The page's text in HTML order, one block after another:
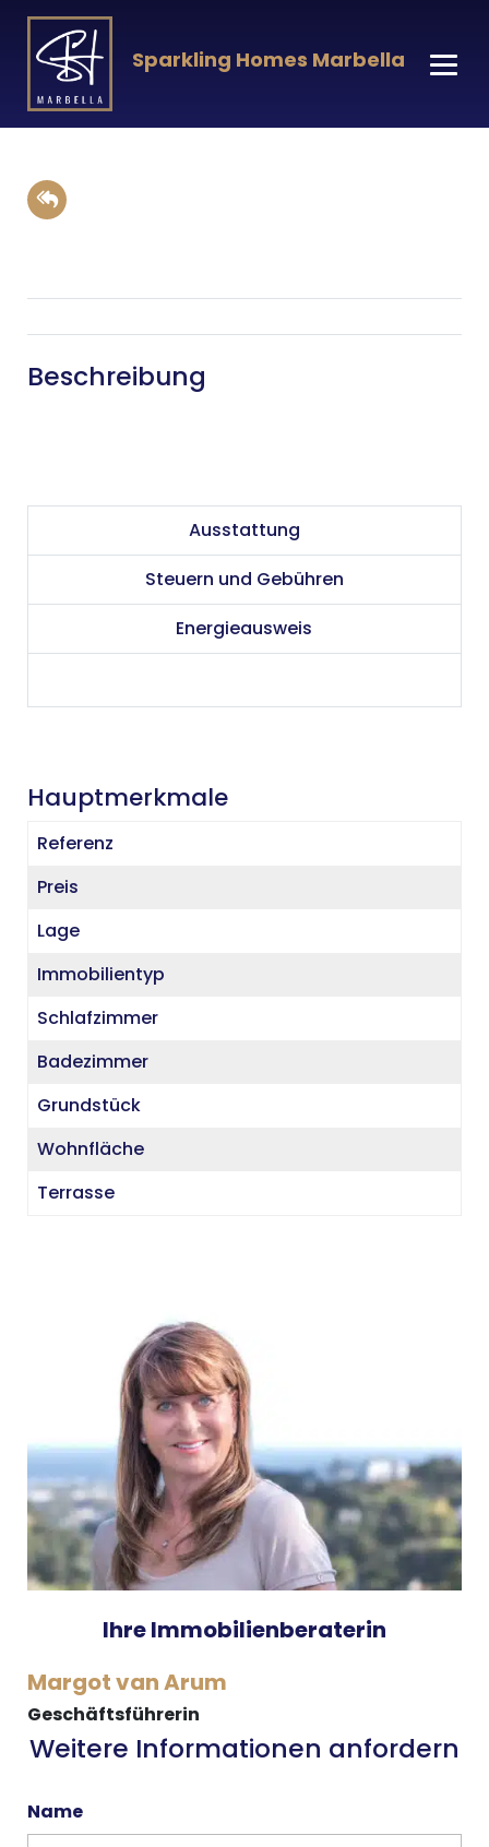
Sparkling Homes Marbella
Beschreibung
Ausstattung
Steuern und Gebühren
Energieausweis
Hauptmerkmale
Referenz
Preis
Lage
Immobilientyp
Schlafzimmer
Badezimmer
Grundstück
Wohnfläche
Terrasse
Ihre Immobilienberaterin
Margot van Arum
Geschäftsführerin
Weitere Informationen anfordern
Name